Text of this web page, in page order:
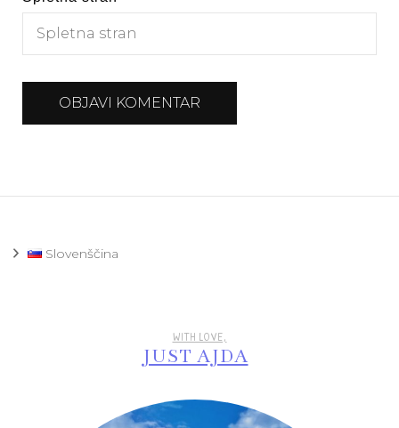
Slovenščina
WITH LOVE,
JUST AJDA